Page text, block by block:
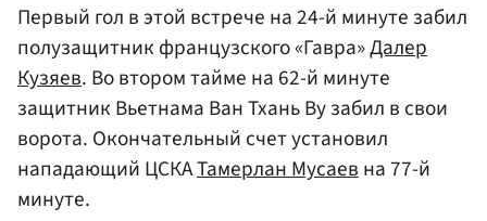
Первый гол в этой встрече на 24-й минуте забил
полузащитник французского «Гавра»Далер
Кузяев. Во втором тайме на 62-й минуте
защитник Вьетнама Ван Тхань Ву забил в свои
ворота. Окончательный счет установил
нападающий ЦСКАТамерлан Мусаевна 77-й
минуте.